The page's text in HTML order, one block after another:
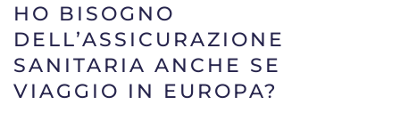
HO BISOGNO
DELL’ASSICURAZIONE
SANITARIA ANCHE SE
VIAGGIO IN EUROPA?